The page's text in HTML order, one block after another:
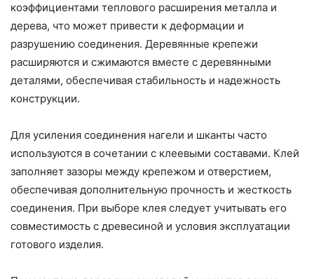
коэффициентами теплового расширения металла и
дерева, что может привести к деформации и
разрушению соединения. Деревянные крепежи
расширяются и сжимаются вместе с деревянными
деталями, обеспечивая стабильность и надежность
конструкции.
Для усиления соединения нагели и шканты часто
используются в сочетании с клеевыми составами. Клей
заполняет зазоры между крепежом и отверстием,
обеспечивая дополнительную прочность и жесткость
соединения. При выборе клея следует учитывать его
совместимость с древесиной и условия эксплуатации
готового изделия.